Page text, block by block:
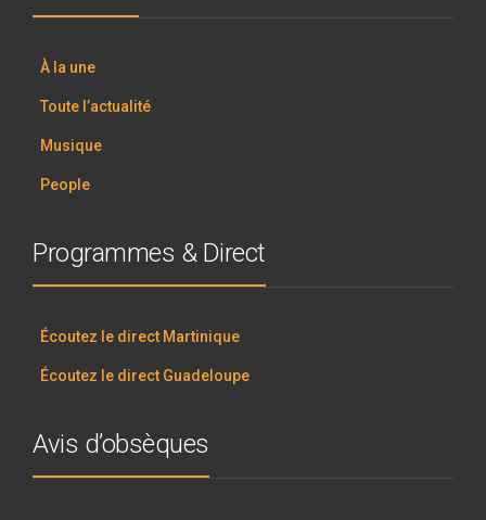
À la une
Toute l’actualité
Musique
People
Programmes & Direct
Écoutez le direct Martinique
Écoutez le direct Guadeloupe
Avis d’obsèques